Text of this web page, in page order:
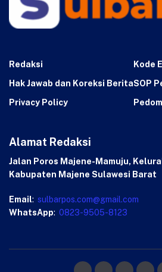
Redaksi
Kode
Hak Jawab dan Koreksi BeritaSOP
Privacy Policy
Alamat Redaksi
Jalan Poros Majene-Mamuju,
Kabupaten Majene Sulawesi Barat
Email: sulbarpos.com@gmail.com
WhatsApp: 0823-9505-8123